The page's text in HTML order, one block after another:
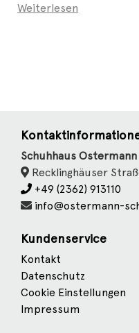
Weiterlesen
Schuhhaus
Recklinghäuser
+49 (2362) 913110
info@ostermann-
Kundenservice
Kontakt
Datenschutz
Cookie Einstellungen
Impressum